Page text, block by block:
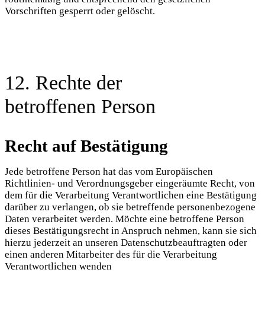
Vorschriften gesperrt oder gelöscht.
12. Rechte der
betroffenen Person
Recht auf Bestätigung
Jede betroffene Person hat das vom Europäischen
Richtlinien- und Verordnungsgeber eingeräumte Recht, von
dem für die Verarbeitung Verantwortlichen eine Bestätigung
darüber zu verlangen, ob sie betreffende personenbezogene
Daten verarbeitet werden. Möchte eine betroffene Person
dieses Bestätigungsrecht in Anspruch nehmen, kann sie sich
hierzu jederzeit an unseren Datenschutzbeauftragten oder
einen anderen Mitarbeiter des für die Verarbeitung
Verantwortlichen wenden